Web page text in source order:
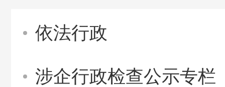
依法行政
涉企行政检查公示专栏